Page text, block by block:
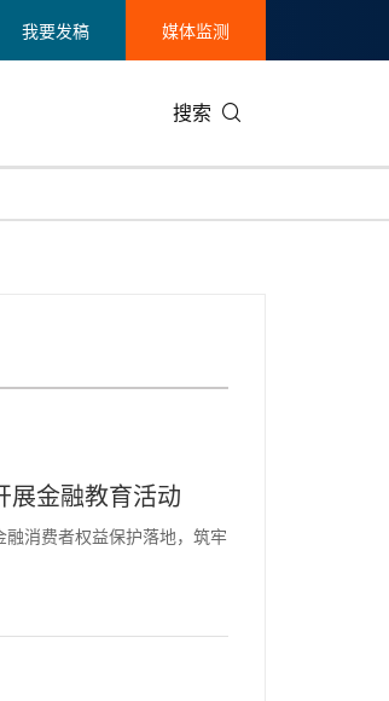
我要发稿 媒体监测
搜索
临床肿瘤学会(ASCO)
业
展金融教育活动
消费者权益保护落地，筑牢